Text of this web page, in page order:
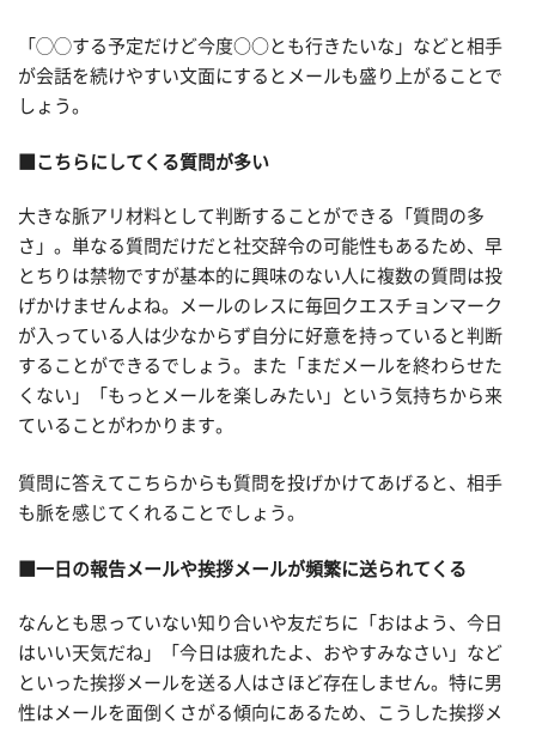
「◯◯する予定だけど今度○○とも行きたいな」などと相手
が会話を続けやすい文面にするとメールも盛り上がることで
しょう。
■こちらにしてくる質問が多い
大きな脈アリ材料として判断することができる「質問の多
さ」。単なる質問だけだと社交辞令の可能性もあるため、早
とちりは禁物ですが基本的に興味のない人に複数の質問は投
げかけませんよね。メールのレスに毎回クエスチョンマーク
が入っている人は少なからず自分に好意を持っていると判断
することができるでしょう。また「まだメールを終わらせた
くない」「もっとメールを楽しみたい」という気持ちから来
ていることがわかります。
質問に答えてこちらからも質問を投げかけてあげると、相手
も脈を感じてくれることでしょう。
■一日の報告メールや挨拶メールが頻繁に送られてくる
なんとも思っていない知り合いや友だちに「おはよう、今日
はいい天気だね」「今日は疲れたよ、おやすみなさい」など
といった挨拶メールを送る人はさほど存在しません。特に男
性はメールを面倒くさがる傾向にあるため、こうした挨拶メ